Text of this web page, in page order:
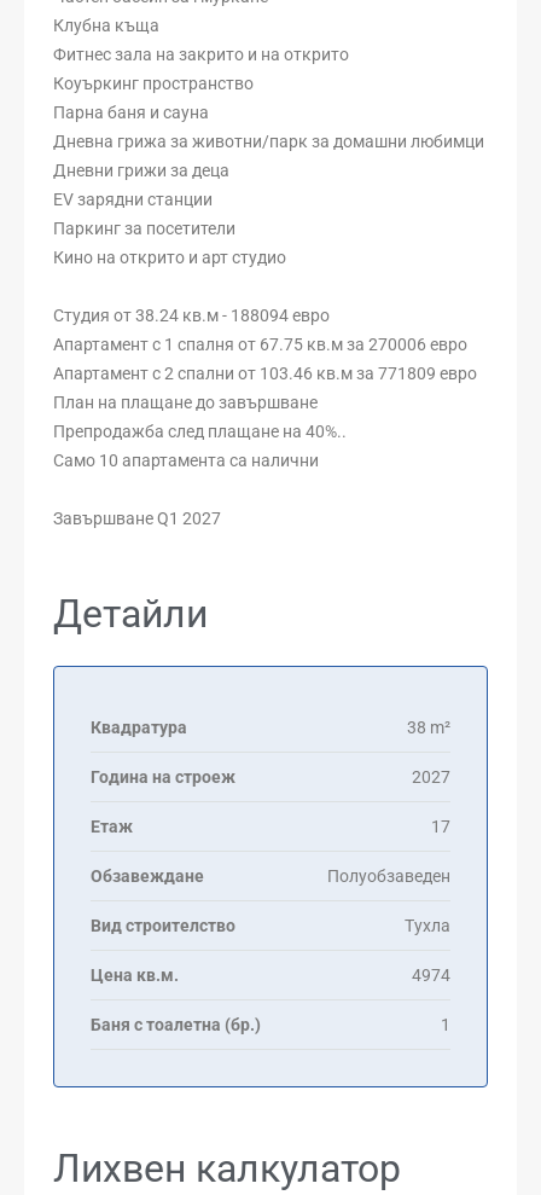
Клубна къща
Фитнес зала на закрито и на открито
Коуъркинг пространство
Парна баня и сауна
Дневна грижа за животни/парк за домашни любимци
Дневни грижи за деца
EV зарядни станции
Паркинг за посетители
Кино на открито и арт студио
Студия от 38.24 кв.м - 188094 евро
Апартамент с 1 спалня от 67.75 кв.м за 270006 евро
Апартамент с 2 спални от 103.46 кв.м за 771809 евро
План на плащане до завършване
Препродажба след плащане на 40%..
Само 10 апартамента са налични
Завършване Q1 2027
Детайли
Квадратура 38 m²
Година на строеж 2027
Етаж 17
Обзавеждане Полуобзаведен
Вид строителство Тухла
Цена кв.м. 4974
Баня с тоалетна (бр.) 1
Лихвен калкулатор